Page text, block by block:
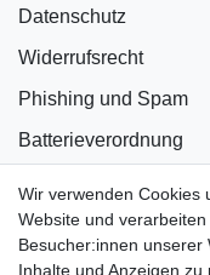
Wir verwenden Cookies
Website und
Besucher:innen unserer
Inhalte und Anzeigen
Datenschutz
Widerrufsrecht
Phishing und Spam
Batterieverordnung
Bildnachweise
AGB